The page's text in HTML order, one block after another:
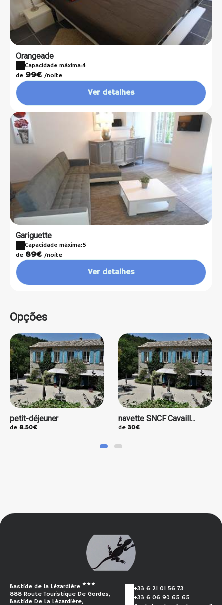
Orangeade
Capacidade máxima:4
de 99€ /noite
Ver detalhes
Gariguette
Capacidade máxima:5
de 89€ /noite
Ver detalhes
Opções
petit-déjeuner
de 8.50€
navette SNCF Cavaill...
de 30€
Bastide de la Lézardière
888 Route Touristique De Gordes,
Bastide De La Lézardière,
+33 6 21 01 56 73
+33 6 06 90 65 65